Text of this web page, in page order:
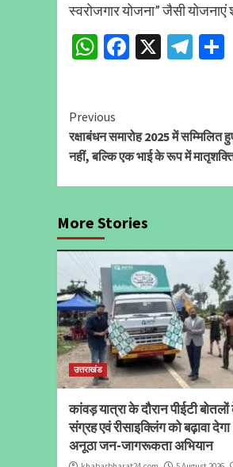
स्वरोजगार योजना” जैसी योजनाएं
WhatsApp
Facebook
X
Continue
Reading
Previous
रक्षाबंधन समारोह 2025 में सम्मिलित
नहीं, बल्कि एक भाई के रूप में
More Stories
उत्तराखंड
कांवड़ यात्रा के दौरान पीईटी
संग्रह एवं रीसाइक्लिंग को बढ़ावा देगा
अनूठा जन-जागरूकता अभियान